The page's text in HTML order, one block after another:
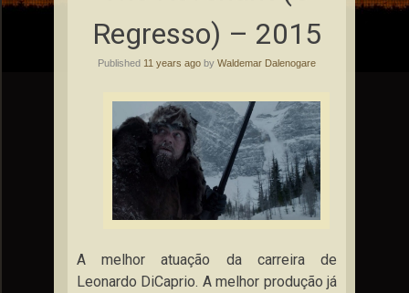
Regresso) – 2015
Published 11 years ago by Waldemar Dalenogare
A melhor atuação da carreira de
Leonardo DiCaprio. A melhor produção já